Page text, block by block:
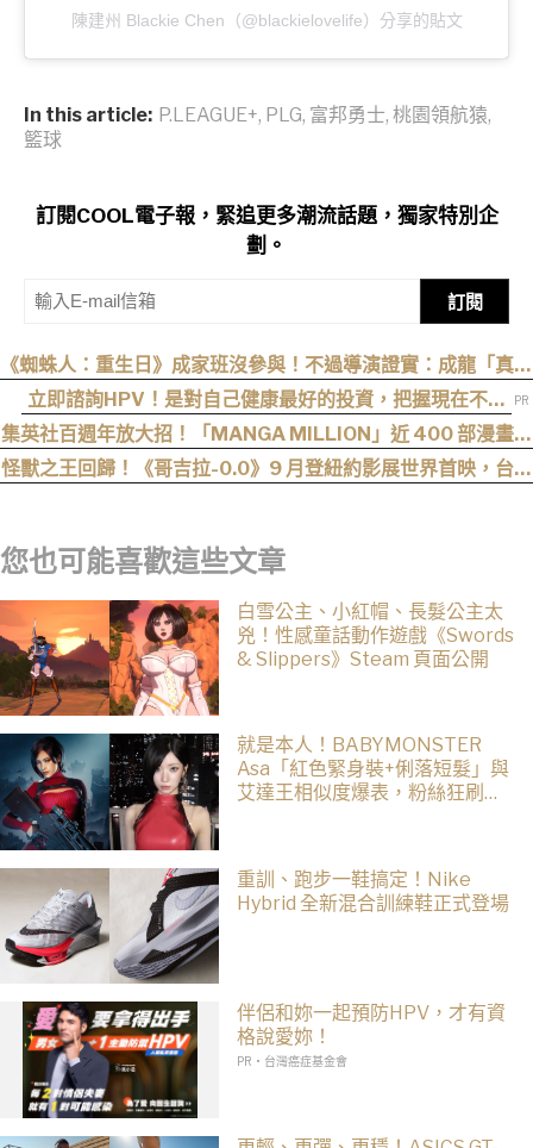
陳建州 Blackie Chen（@blackielovelife）分享的貼文
In this article: P.LEAGUE+, PLG, 富邦勇士, 桃園領航猿,
籃球
訂閱COOL電子報，緊追更多潮流話題，獨家特別企
劃。
訂閱
《蜘蛛人：重生日》成家班沒參與！不過導演證實：成龍「真的
有來片場」
立即諮詢HPV！是對自己健康最好的投資，把握現在不嫌
晚！
集英社百週年放大招！「MANGA MILLION」近 400 部漫畫免
費看，《航海王》、《火影忍者》支援逾百種語言
怪獸之王回歸！《哥吉拉-0.0》9 月登紐約影展世界首映，台灣
您也可能喜歡這些文章
白雪公主、小紅帽、長髮公主太
兇！性感童話動作遊戲《Swords
& Slippers》Steam 頁面公開
就是本人！BABYMONSTER
Asa「紅色緊身裝+俐落短髮」與
艾達王相似度爆表，粉絲狂刷
重訓、跑步一鞋搞定！Nike
Hybrid 全新混合訓練鞋正式登場
伴侶和妳一起預防HPV，才有資
格說愛妳！
PR・台灣癌症基金會